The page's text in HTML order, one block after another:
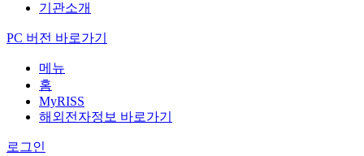
기관소개
PC 버전 바로가기
메뉴
홈
MyRISS
해외전자정보 바로가기
로그인